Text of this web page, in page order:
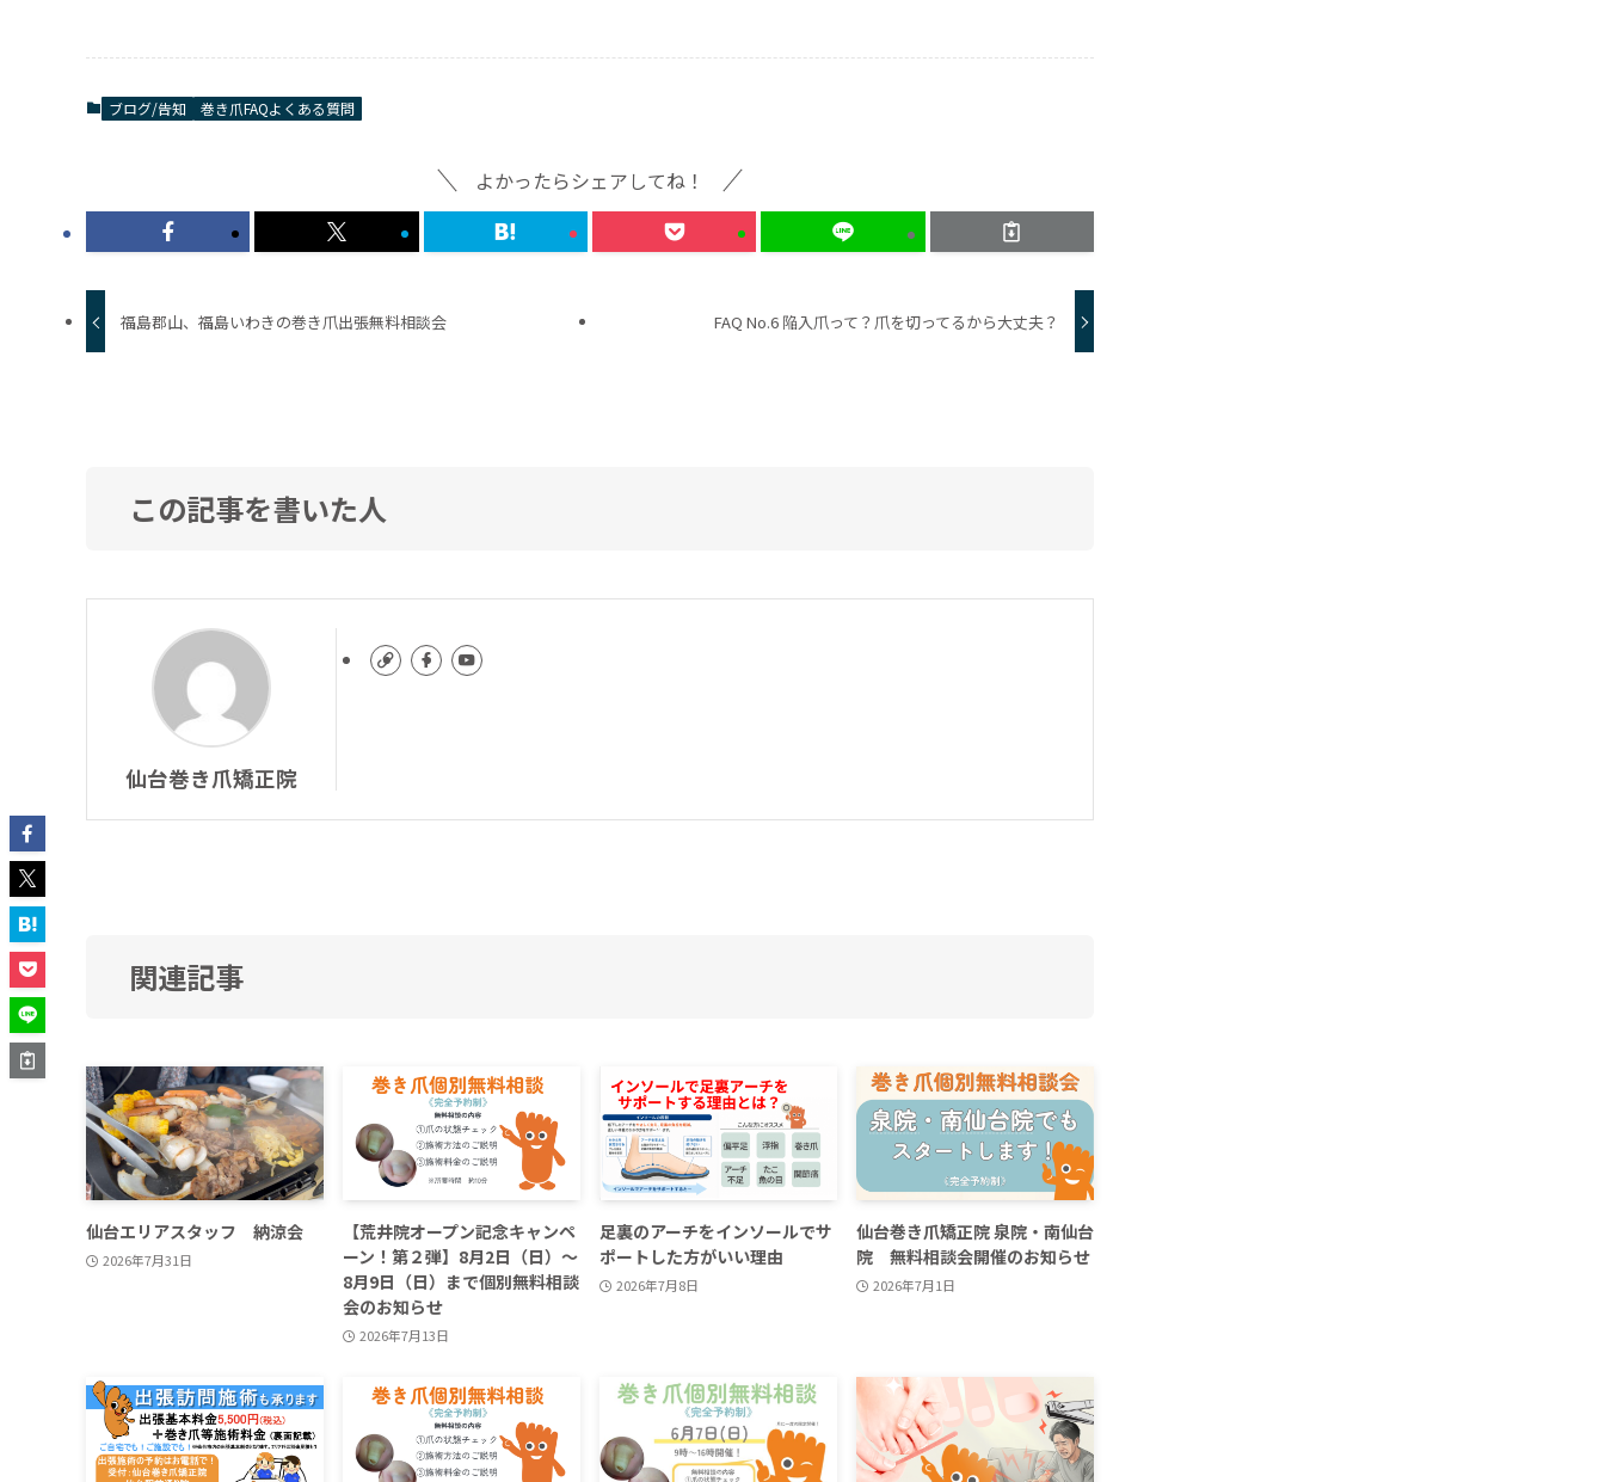
ブログ/告知 巻き爪FAQよくある質問
よかったらシェアしてね！
福島郡山、福島いわきの巻き爪出張無料相談会 FAQ No.6 陥入爪って？爪を切ってるから大丈夫？
この記事を書いた人
仙台巻き爪矯正院
関連記事
仙台エリアスタッフ 納涼会
2026年7月31日
【荒井院オープン記念キャンペ
ーン！第２弾】8月2日（日）～
8月9日（日）まで個別無料相談
会のお知らせ
2026年7月13日
足裏のアーチをインソールでサ
ポートした方がいい理由
2026年7月8日
仙台巻き爪矯正院 泉院・南仙台
院 無料相談会開催のお知らせ
2026年7月1日